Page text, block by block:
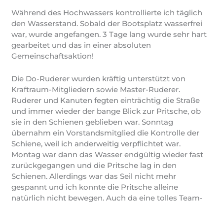
Während des Hochwassers kontrollierte ich täglich
den Wasserstand. Sobald der Bootsplatz wasserfrei
war, wurde angefangen. 3 Tage lang wurde sehr hart
gearbeitet und das in einer absoluten
Gemeinschaftsaktion!
Die Do-Ruderer wurden kräftig unterstützt von
Kraftraum-Mitgliedern sowie Master-Ruderer.
Ruderer und Kanuten fegten einträchtig die Straße
und immer wieder der bange Blick zur Pritsche, ob
sie in den Schienen geblieben war. Sonntag
übernahm ein Vorstandsmitglied die Kontrolle der
Schiene, weil ich anderweitig verpflichtet war.
Montag war dann das Wasser endgültig wieder fast
zurückgegangen und die Pritsche lag in den
Schienen. Allerdings war das Seil nicht mehr
gespannt und ich konnte die Pritsche alleine
natürlich nicht bewegen. Auch da eine tolles Team-